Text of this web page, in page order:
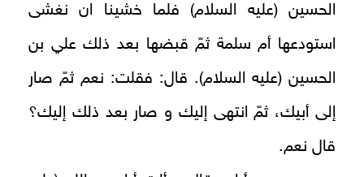
الحسين (عليه السلام) فلما خشينا ان نغشى
استودعها أم سلمة ثمّ قبضها بعد ذلك علي بن
الحسين (عليه السلام). قال: فقلت: نعم ثمّ صار
إلى أبيك، ثمّ انتهى إليك و صار بعد ذلك إليك؟
قال نعم.